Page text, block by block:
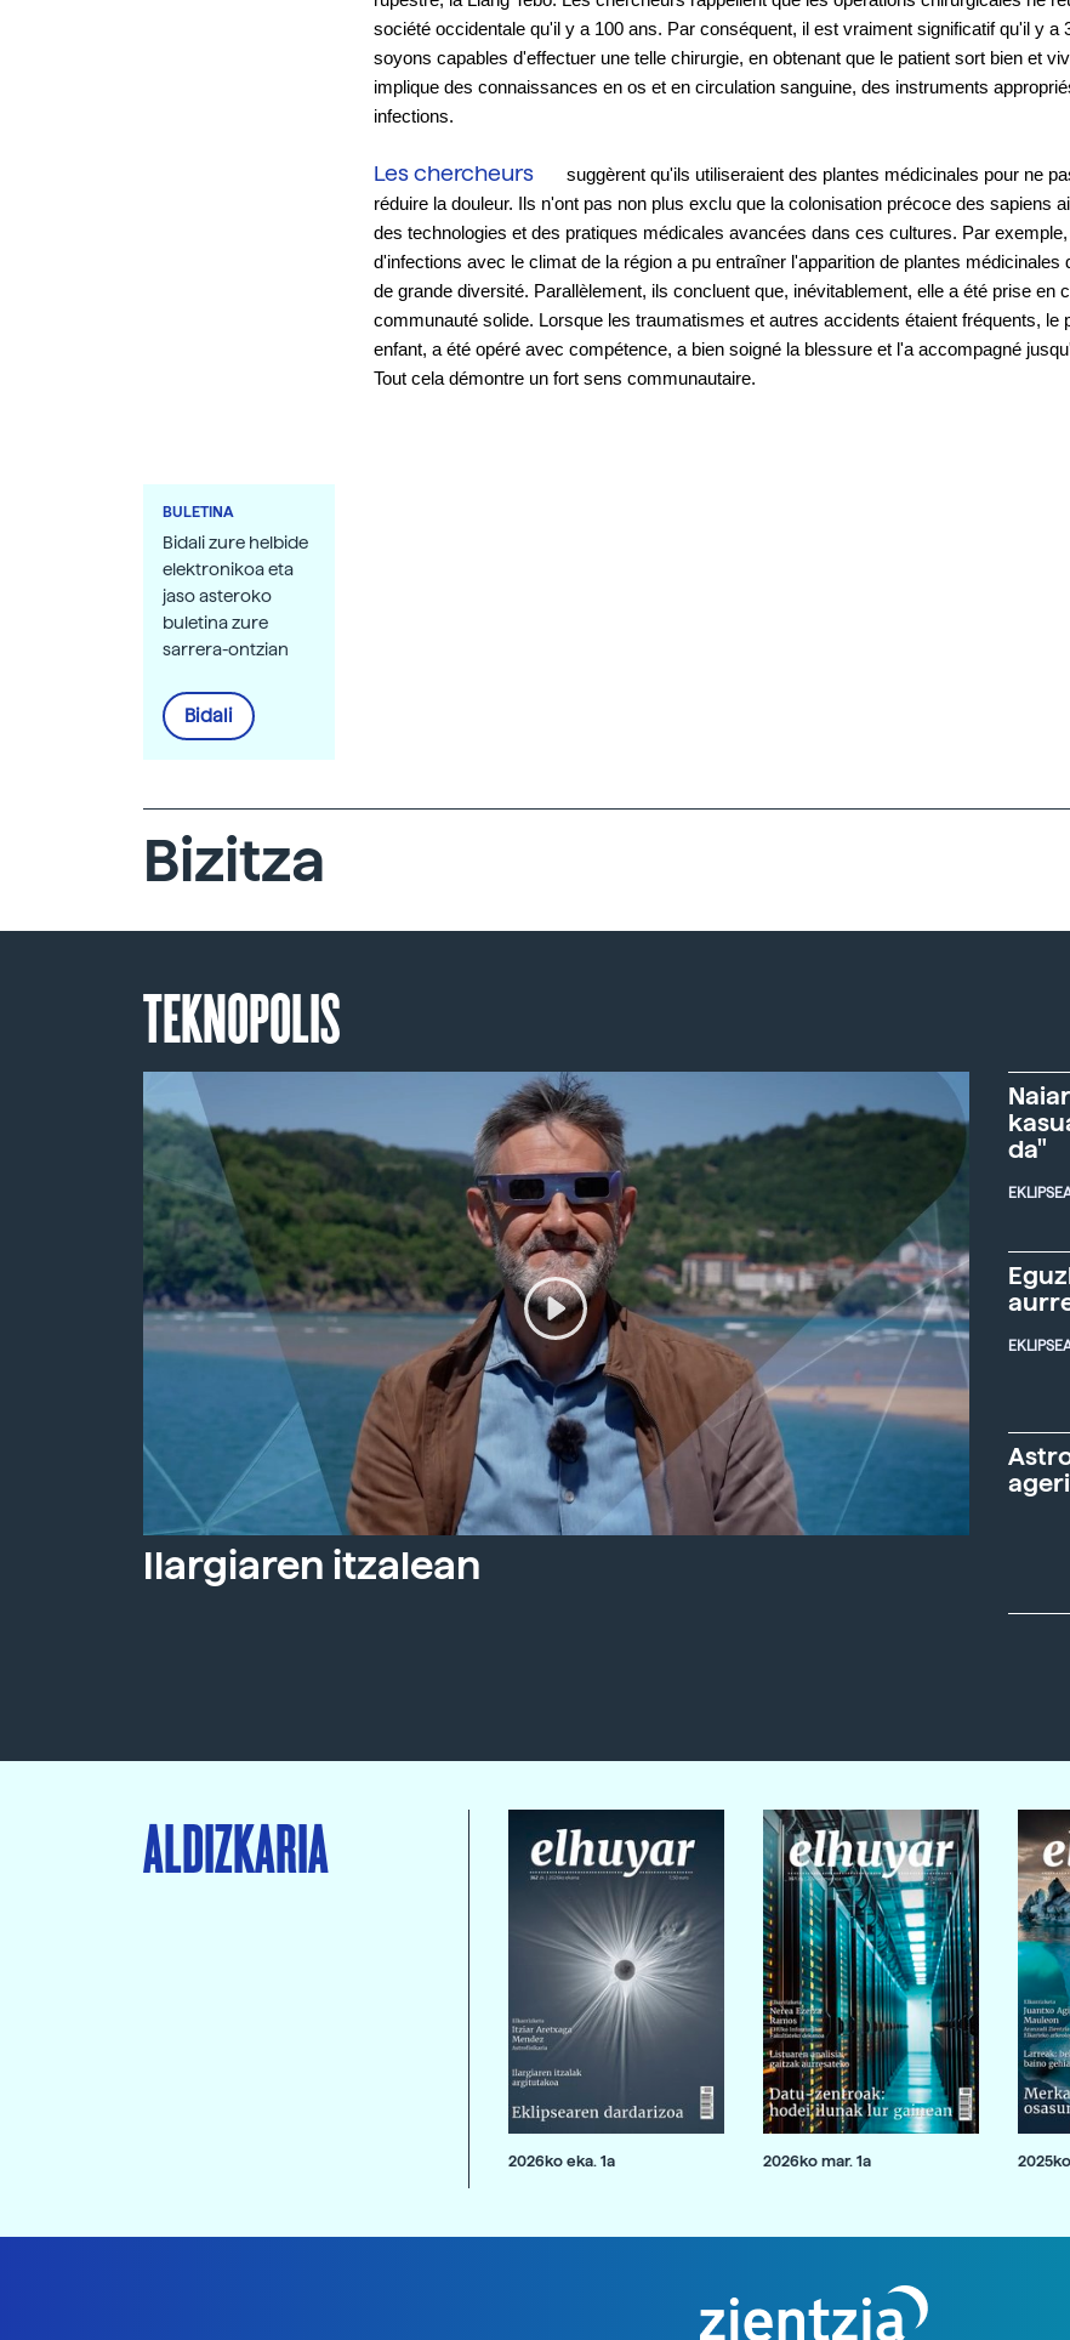
société occidentale qu'il y a 100 ans. Par conséquent, il est vraiment significatif qu'il y a
soyons capables d'effectuer une telle chirurgie, en obtenant que le patient sort bien et
implique des connaissances en os et en circulation sanguine, des instruments
infections.
Les chercheurs
suggèrent qu'ils utiliseraient des plantes médicinales pour ne
réduire la douleur. Ils n'ont pas non plus exclu que la colonisation précoce des sapiens
des technologies et des pratiques médicales avancées dans ces cultures. Par
d'infections avec le climat de la région a pu entraîner l'apparition de plantes médicinales
de grande diversité. Parallèlement, ils concluent que, inévitablement, elle a été prise en
communauté solide. Lorsque les traumatismes et autres accidents étaient fréquents, le
enfant, a été opéré avec compétence, a bien soigné la blessure et l'a accompagné
Tout cela démontre un fort sens communautaire.
BULETINA
Bidali zure helbide
elektronikoa eta
jaso asteroko
buletina zure
sarrera-ontzian
Bidali
Bizitza
TEKNOPOLIS
Ilargiaren itzalean
da"
ALDIZKARIA
2026ko eka. 1a 2026ko mar. 1a